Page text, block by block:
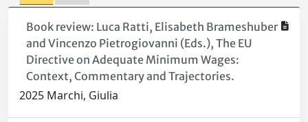
Book review: Luca Ratti, Elisabeth Brameshuber
and Vincenzo Pietrogiovanni (Eds.), The EU
Directive on Adequate Minimum Wages:
Context, Commentary and Trajectories.
2025 Marchi, Giulia